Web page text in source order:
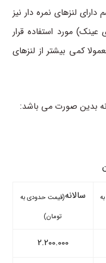
لنزهای نمره دار نیز
مورد استفاده قرار
کمی بیشتر از لنزهای
بدین صورت می باشد:
سالانه(قیمت حدودی به
تومان)
2.200.000